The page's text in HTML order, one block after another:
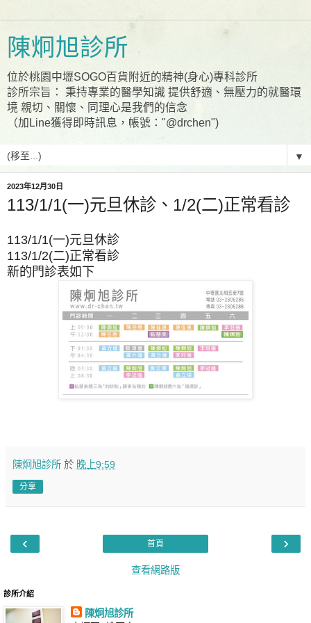
陳炯旭診所
位於桃園中壢SOGO百貨附近的精神(身心)專科診所
診所宗旨： 秉持專業的醫學知識 提供舒適、無壓力的就醫環
境 親切、關懷、同理心是我們的信念
（加Line獲得即時訊息，帳號："@drchen")
▼
2023年12月30日
113/1/1(一)元旦休診、1/2(二)正常看診
113/1/1(一)元旦休診
113/1/2(二)正常看診
新的門診表如下
陳炯旭診所 於 晚上9:59
分享
‹ ›
首頁
查看網路版
診所介紹
陳炯旭診所